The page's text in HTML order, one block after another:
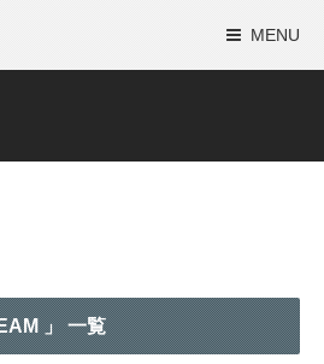
MENU
」 一覧